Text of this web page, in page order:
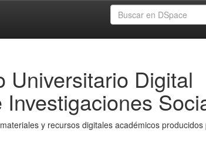
Universitario Digital
Investigaciones
y recursos digitales académicos